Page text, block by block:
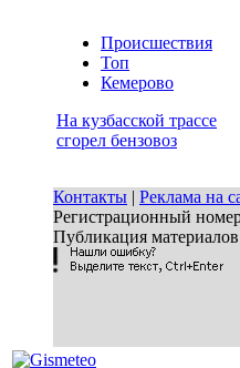
Происшествия
Топ
Кемерово
На кузбасской трассе
сгорел бензовоз
Контакты | Реклама на
Регистрационный
Публикация